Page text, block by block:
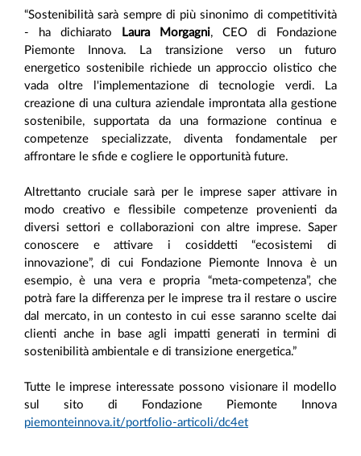
“Sostenibilità sarà sempre di più sinonimo di competitività
- ha dichiarato
Laura Morgagni, CEO di Fondazione
Piemonte Innova. La transizione verso un futuro
energetico sostenibile richiede un approccio olistico che
vada oltre l'implementazione di tecnologie verdi. La
creazione di una cultura aziendale improntata alla gestione
sostenibile, supportata da una formazione continua e
competenze specializzate, diventa fondamentale per
affrontare le sfide e cogliere le opportunità future.
Altrettanto cruciale sarà per le imprese saper attivare in
modo creativo e flessibile competenze provenienti da
diversi settori e collaborazioni con altre imprese. Saper
conoscere e attivare i cosiddetti “ecosistemi di
innovazione”, di cui Fondazione Piemonte Innova è un
esempio, è una vera e propria “meta-competenza”, che
potrà fare la differenza per le imprese tra il restare o uscire
dal mercato, in un contesto in cui esse saranno scelte dai
clienti anche in base agli impatti generati in termini di
sostenibilità ambientale e di transizione energetica.”
Tutte le imprese interessate possono visionare il modello
sul sito di Fondazione Piemonte Innova
piemonteinnova.it/portfolio-articoli/dc4et